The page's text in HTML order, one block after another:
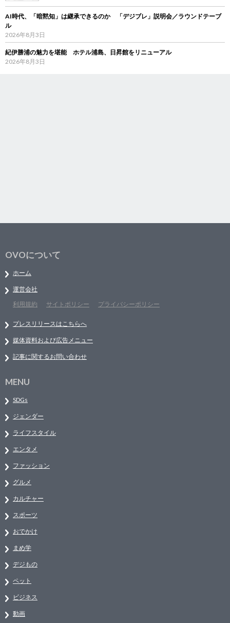
AI時代、「暗黙知」は継承できるのか 「デジブレ」説明会／ラウンドテーブ
ル
2026年8月3日
紀伊勝浦の魅力を堪能 ホテル浦島、日昇館をリニューアル
2026年8月3日
OVOについて
ホーム
運営会社
利用規約
サイトポリシー プライバシーポリシー
プレスリリースはこちらへ
媒体資料および広告メニュー
記事に関するお問い合わせ
MENU
SDGs
ジェンダー
ライフスタイル
エンタメ
ファッション
グルメ
カルチャー
スポーツ
おでかけ
まめ学
デジもの
ペット
ビジネス
動画